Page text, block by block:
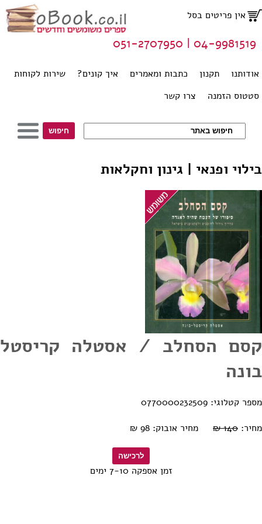
אין פריטים בסל
אודותנו תקנון כתבות ומאמרים איך קונים?
שירות לקוחות
סטטוס הזמנה
צרו קשר
04-9981519 | 051-2707950
בילוי ופנאי | גינון וחקלאות
קסם הסחלב / אסטלה קריסטל
בונה
מספר קטלוגי: 0770000232509
מחיר: 140 ₪ מחיר אובוק: 98 ₪
זמן אספקה 7-10 ימים